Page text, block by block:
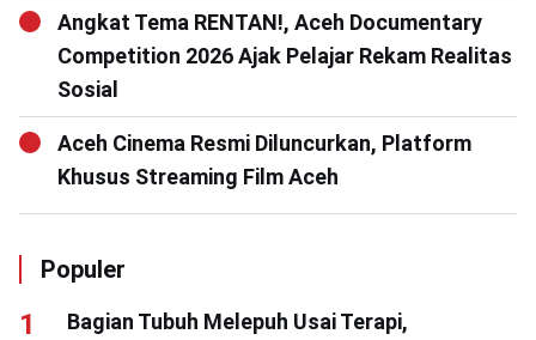
Angkat Tema RENTAN!, Aceh Documentary
Competition 2026 Ajak Pelajar Rekam Realitas
Sosial
Aceh Cinema Resmi Diluncurkan, Platform
Khusus Streaming Film Aceh
Populer
Bagian Tubuh Melepuh Usai Terapi,